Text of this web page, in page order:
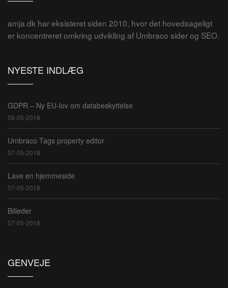
amja.dk har eksisteret siden 2010, hvor det hovedsageligt
er koncentreret omkring udvikling af Umbraco sider og SEO.
NYESTE INDLÆG
GDPR – Ny EU-lov om databeskyttelse
09-05-2018
Umbraco Tags property editor
07-05-2018
Lave en hjemmeside
07-05-2018
Billeder
07-05-2018
GENVEJE